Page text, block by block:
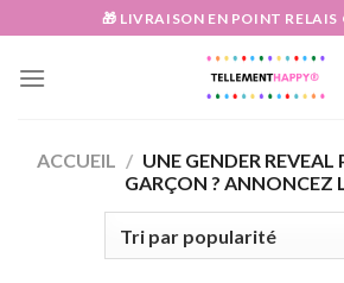
au
contenu
🎁 LIVRAISON EN POINT RELAIS
ACCUEIL / UNE GENDER REVEAL
GARÇON ? ANNONCEZ